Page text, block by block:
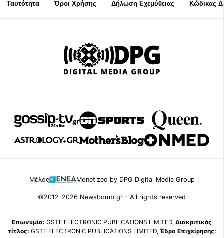
Ταυτότητα Όροι Χρήσης Δήλωση Εχεμύθειας Κώδικας
Μέλος Monetized by DPG Digital Media Group
©2012-2026 Newsbomb.gr - All rights reserved
Επωνυμία: GSTE ELECTRONIC PUBLICATIONS LIMITED, Διακριτικός
τίτλος: GSTE ELECTRONIC PUBLICATIONS LIMITED, Έδρα Επιχείρησης: